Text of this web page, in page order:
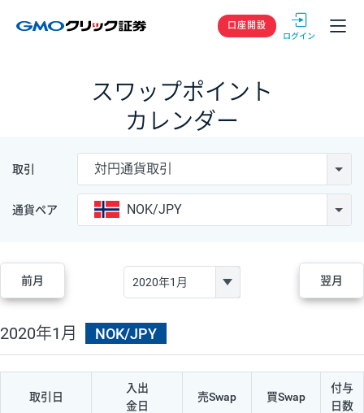
GMOクリック
口座開設
スワップポイント
カレンダー
取引 対円通貨取引
通貨ペア NOK/JPY
前月 翌月
2020年1月 NOK/JPY
取引日
入出
金日
売Swap 買Swap
付与
日数